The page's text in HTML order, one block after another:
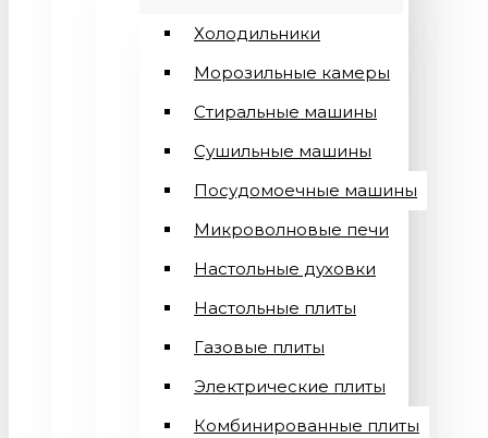
Холодильники
Морозильные камеры
Стиральные машины
Сушильные машины
Посудомоечные машины
Микроволновые печи
Настольные духовки
Настольные плиты
Газовые плиты
Электрические плиты
Комбинированные плиты